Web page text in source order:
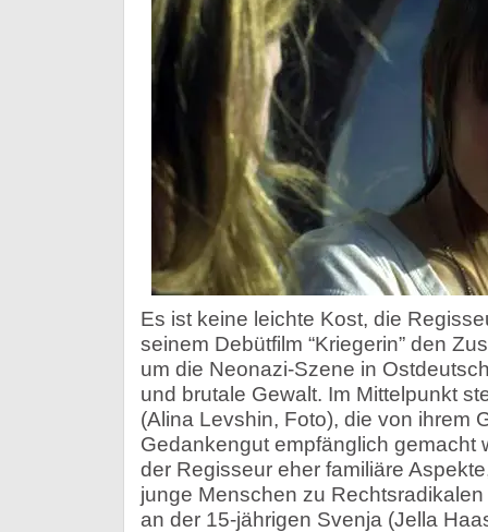
Es ist keine leichte Kost, die
seinem Debütfilm “Kriegerin” den
um die Neonazi-Szene in
und brutale Gewalt. Im Mittelpunkt
(Alina Levshin, Foto), die von ihrem
Gedankengut empfänglich gemacht
der Regisseur eher familiäre
junge Menschen zu
an der 15-jährigen Svenja (Jella